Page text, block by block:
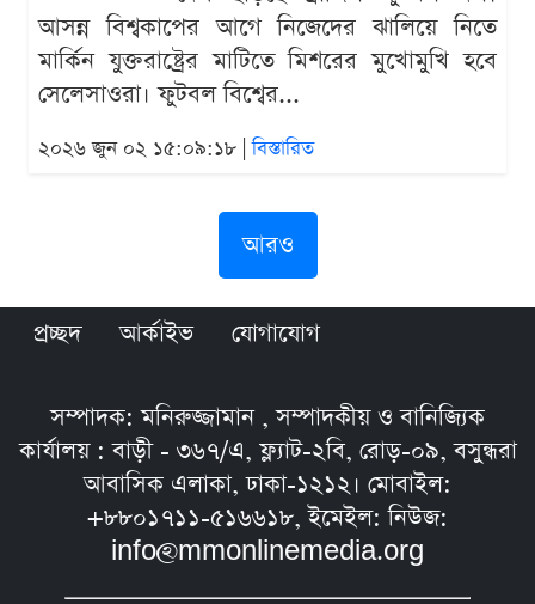
আসন্ন বিশ্বকাপের আগে নিজেদের ঝালিয়ে নিতে
মার্কিন যুক্তরাষ্ট্রের মাটিতে মিশরের মুখোমুখি হবে
সেলেসাওরা। ফুটবল বিশ্বের...
২০২৬ জুন ০২ ১৫:০৯:১৮ |বিস্তারিত
আরও
প্রচ্ছদ আর্কাইভ যোগাযোগ
সম্পাদক: মনিরুজ্জামান , সম্পাদকীয় ও বানিজ্যিক
কার্যালয় : বাড়ী - ৩৬৭/এ, ফ্ল্যাট-২বি, রোড়-০৯, বসুন্ধরা
আবাসিক এলাকা, ঢাকা-১২১২। মোবাইল:
+৮৮০১৭১১-৫১৬৬১৮, ইমেইল: নিউজ:
info@mmonlinemedia.org